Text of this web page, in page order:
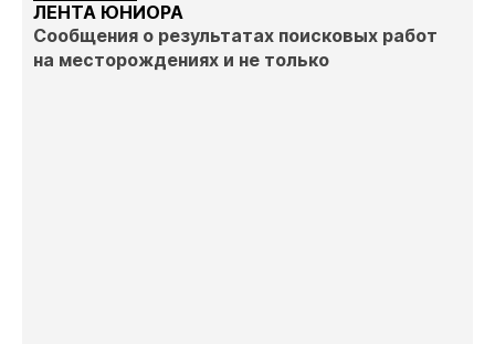
ЛЕНТА ЮНИОРА
Сообщения о результатах поисковых работ
на месторождениях и не только